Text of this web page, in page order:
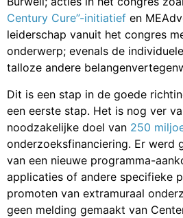
Century Cure”-initiatief en
leiderschap vanuit het congres
onderwerp; evenals de
talloze andere
Dit is een stap in de goede
een eerste stap. Het is nog ver
noodzakelijke doel van 250
onderzoeksfinanciering. Er werd
van een nieuwe programma-
applicaties of andere specifieke
promoten van extramuraal
geen melding gemaakt van